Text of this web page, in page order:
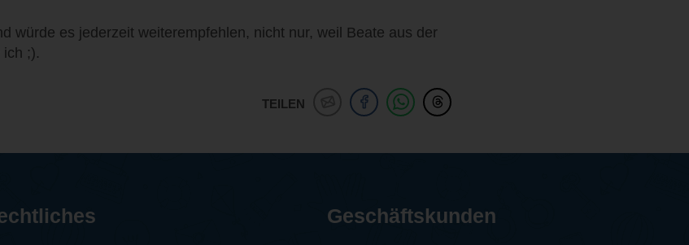
würde es jederzeit weiterempfehlen, nicht nur, weil Beate aus der
;).
TEILEN
Geschäftskunden